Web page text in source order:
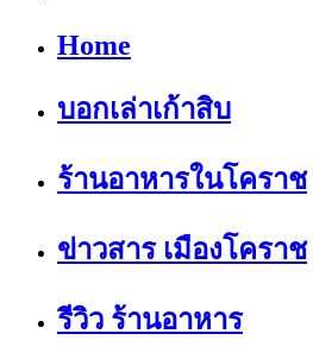
Home
บอกเล่าเก้าสิบ
ร้านอาหารในโคราช
ข่าวสาร เมืองโคราช
รีวิว ร้านอาหาร